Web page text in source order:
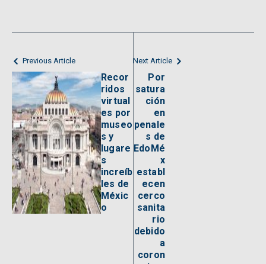
Previous Article
Recor
ridos
virtual
es por
museo
s y
lugare
s
increíb
les de
Méxic
o
Next Article
Por
satura
ción
en
penale
s de
EdoMé
x
establ
ecen
cerco
sanita
rio
debido
a
coron